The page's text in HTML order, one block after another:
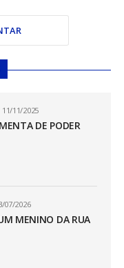
11/11/2025
DE PODER
07/2026
MENINO DA RUA